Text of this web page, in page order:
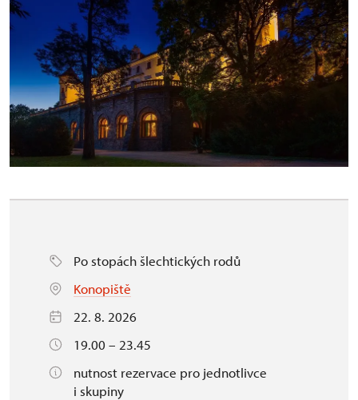
Po stopách šlechtických rodů
Konopiště
22. 8. 2026
19.00 – 23.45
nutnost rezervace pro jednotlivce
i skupiny